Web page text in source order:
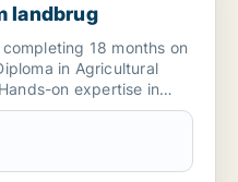
landbrug
18 months on
in Agricultural
on expertise in
and finishing. My
2026, and I am
(Fodermester)
Danish, hardworking,